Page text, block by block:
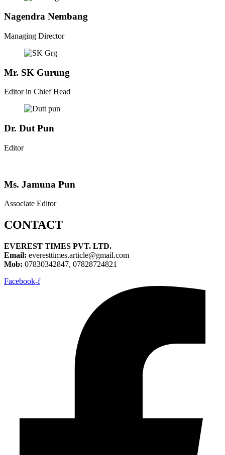
Nagendra Nembang
Managing Director
Mr. SK Gurung
Editor in Chief Head
Dr. Dut Pun
Editor
Ms. Jamuna Pun
Associate Editor
CONTACT
EVEREST TIMES PVT. LTD.
Email: everesttimes.article@gmail.com
Mob: 07830342847, 07828724821
Facebook-f